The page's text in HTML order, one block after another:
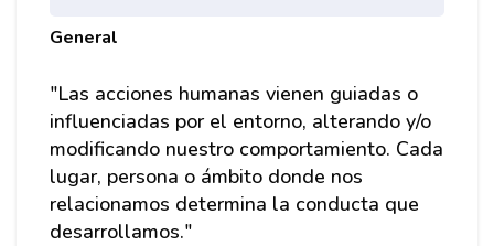
General
"Las acciones humanas vienen guiadas o
influenciadas por el entorno, alterando y/o
modificando nuestro comportamiento. Cada
lugar, persona o ámbito donde nos
relacionamos determina la conducta que
desarrollamos."